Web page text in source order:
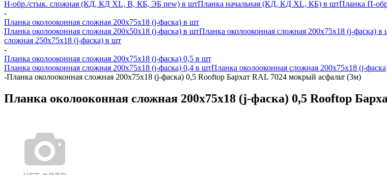
H-обр./стык. сложная (КД, КД XL, В, КБ, ЭБ new) в штПланка начальная (КД, КД XL, КБ) в штПланка П-
-
Планка околооконная сложная 200х75х18 (j-фаска) в шт
Планка околооконная сложная 200х50х18 (j-фаска) в штПланка околооконная сложная 200х75х18 (j-фаска) в
сложная 250х75х18 (j-фаска) в шт
-
Планка околооконная сложная 200х75х18 (j-фаска) 0,5 в шт
Планка околооконная сложная 200х75х18 (j-фаска) 0,4 в штПланка околооконная сложная 200х75х18 (j-
-Планка околооконная сложная 200х75х18 (j-фаска) 0,5 Rooftop Бархат RAL 7024 мокрый асфальт (3м)
Планка околооконная сложная 200х75х18 (j-фаска) 0,5 Rooftop